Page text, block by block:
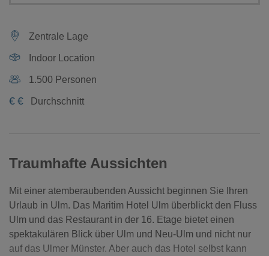
Zentrale Lage
Indoor Location
1.500 Personen
€ € Durchschnitt
Traumhafte Aussichten
Mit einer atemberaubenden Aussicht beginnen Sie Ihren
Urlaub in Ulm. Das Maritim Hotel Ulm überblickt den Fluss
Ulm und das Restaurant in der 16. Etage bietet einen
spektakulären Blick über Ulm und Neu-Ulm und nicht nur
auf das Ulmer Münster. Aber auch das Hotel selbst kann